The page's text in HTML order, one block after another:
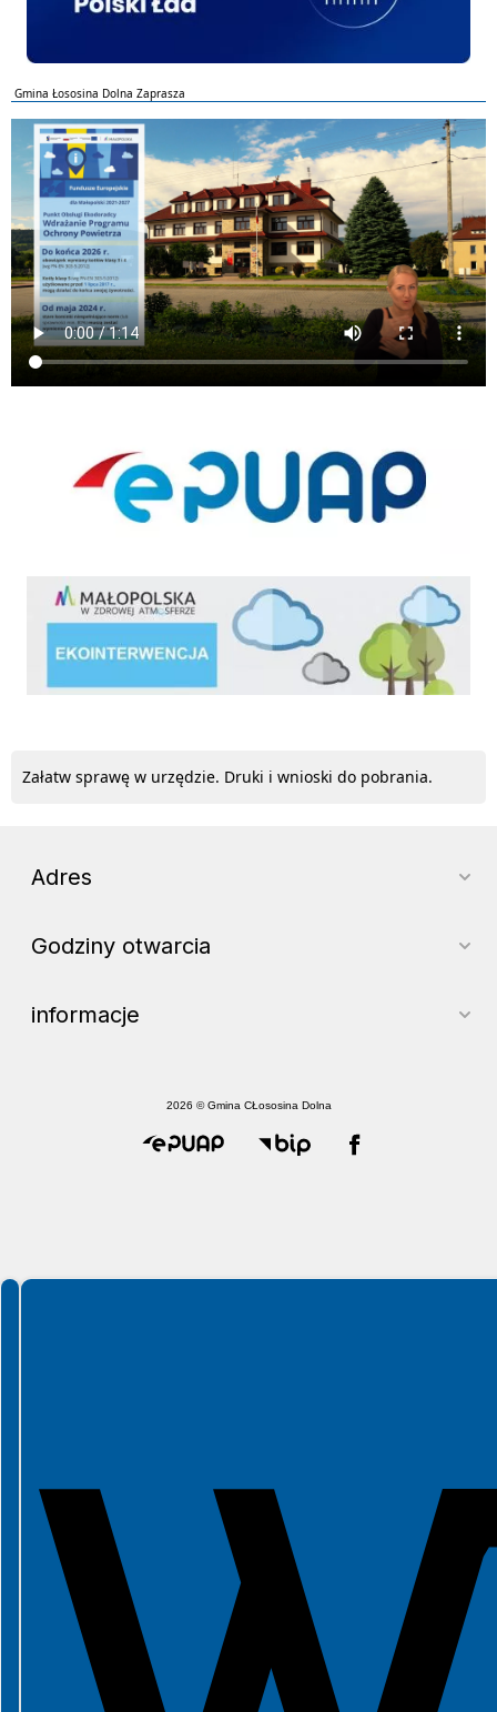
Gmina Łososina Dolna Zaprasza
ekointerwencja
Załatw sprawę w urzędzie. Druki i wnioski do pobrania.
Adres
Godziny otwarcia
informacje
2026 © Gmina CŁososina Dolna
Spełniamy standardy WCAG 2.2
Spełniamy standardy W3C